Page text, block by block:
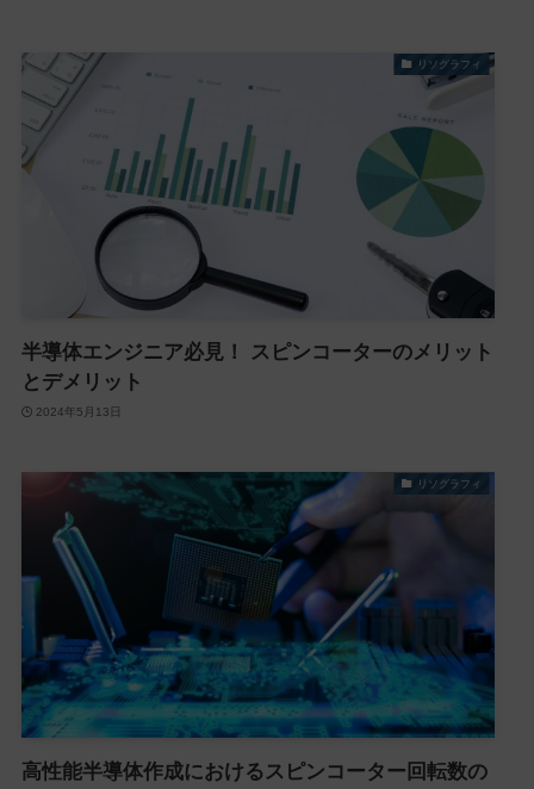
リソグラフィ
半導体エンジニア必見！ スピンコーターのメリット
とデメリット
2024年5月13日
リソグラフィ
高性能半導体作成におけるスピンコーター回転数の